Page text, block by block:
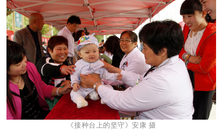
《接种台上的坚守》安康 摄